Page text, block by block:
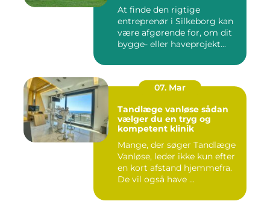
At finde den rigtige
entreprenør i Silkeborg kan
være afgørende for, om dit
bygge- eller haveprojekt...
07. Mar
Tandlæge vanløse sådan
vælger du en tryg og
kompetent klinik
Mange, der søger Tandlæge
Vanløse, leder ikke kun efter
en kort afstand hjemmefra.
De vil også have ...